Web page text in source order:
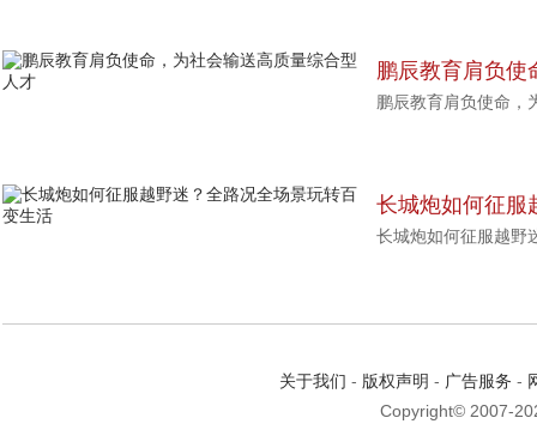
鹏辰教育肩负使
人才
鹏辰教育肩负使命，
长城炮如何征服
变生活
长城炮如何征服越野
关于我们 - 版权声明 - 广告服务 -
Copyright© 2007-